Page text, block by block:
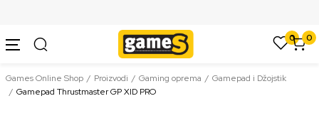
0 0
Games Online Shop Proizvodi Gaming oprema
Gamepad i Džojstik
Gamepad Thrustmaster GP XID PRO